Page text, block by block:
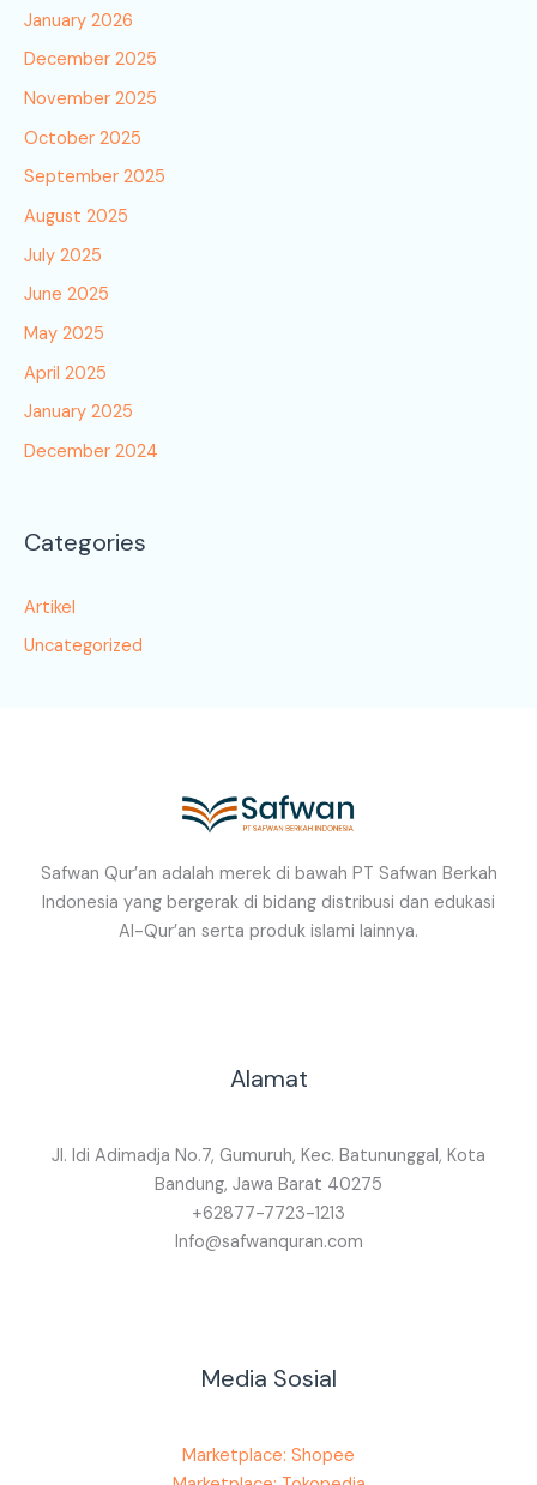
January 2026
December 2025
November 2025
October 2025
September 2025
August 2025
July 2025
June 2025
May 2025
April 2025
January 2025
December 2024
Categories
Artikel
Uncategorized
Safwan Qur’an adalah merek di bawah PT Safwan Berkah
Indonesia yang bergerak di bidang distribusi dan edukasi
Al-Qur’an serta produk islami lainnya.
Alamat
Jl. Idi Adimadja No.7, Gumuruh, Kec. Batununggal, Kota
Bandung, Jawa Barat 40275
+62877-7723-1213
Info@safwanquran.com
Media Sosial
Marketplace: Shopee